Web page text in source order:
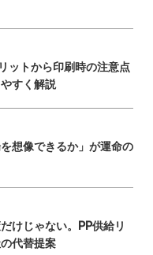
ットから印刷時の注意点
すく解説
想像できるか」が運命の
けじゃない。PP供給リ
代替提案